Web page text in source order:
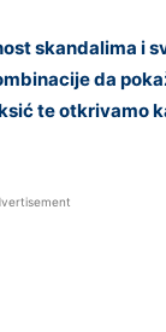
skandalima i
da
te otkrivamo